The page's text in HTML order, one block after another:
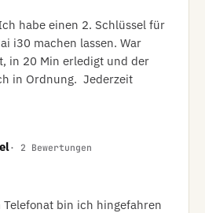
habe einen 2. Schlüssel für
i30 machen lassen. War
in 20 Min erledigt und der
in Ordnung.  Jederzeit
· 2 Bewertungen
Telefonat bin ich hingefahren